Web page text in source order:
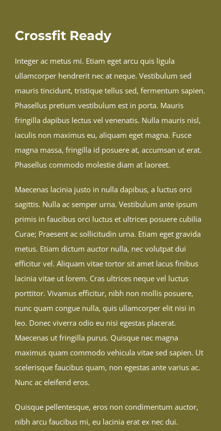
Crossfit Ready
Integer ac metus mi. Etiam eget arcu quis ligula
ullamcorper hendrerit nec at neque. Vestibulum sed
mauris tincidunt, tristique tellus sed, fermentum sapien.
Phasellus pretium vestibulum est in porta. Mauris
fringilla dapibus lectus vel venenatis. Nulla mauris nisl,
iaculis non maximus eu, aliquam eget magna. Fusce
magna massa, fringilla id posuere at, accumsan ut erat.
Phasellus commodo molestie diam at laoreet.
Maecenas lacinia justo in nulla dapibus, a luctus orci
sagittis. Nulla ac semper urna. Vestibulum ante ipsum
primis in faucibus orci luctus et ultrices posuere cubilia
Curae; Praesent ac sollicitudin urna. Etiam eget gravida
metus. Etiam dictum auctor nulla, nec volutpat dui
efficitur vel. Aliquam vitae tortor sit amet lacus finibus
lacinia vitae ut lorem. Cras ultrices neque vel luctus
porttitor. Vivamus efficitur, nibh non mollis posuere,
nunc quam congue nulla, quis ullamcorper elit nisi in
leo. Donec viverra odio eu nisi egestas placerat.
Maecenas ut fringilla purus. Quisque nec magna
maximus quam commodo vehicula vitae sed sapien. Ut
scelerisque faucibus quam, non egestas ante varius ac.
Nunc ac eleifend eros.
Quisque pellentesque, eros non condimentum auctor,
nibh arcu faucibus mi, eu lacinia erat ex nec dui.